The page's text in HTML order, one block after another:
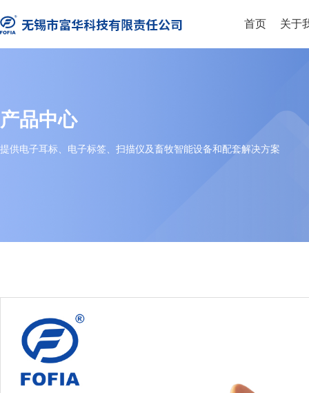
首页 关于
产品中心
提供电子耳标、电子标签、扫描仪及畜牧智能设备和配套解决方案